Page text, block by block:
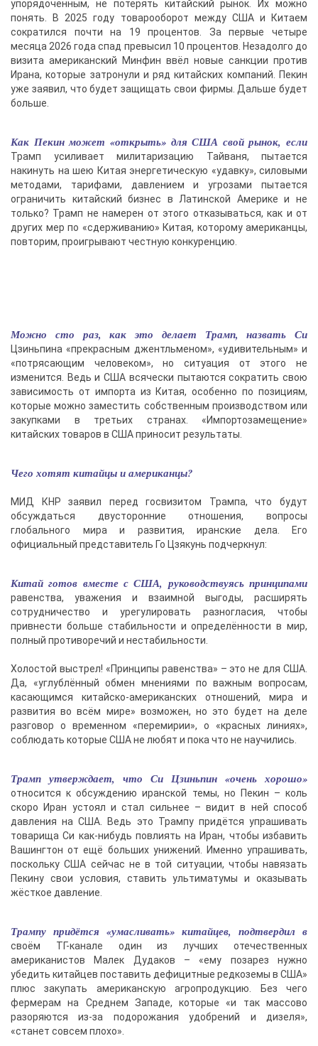
упорядоченным, не потерять китайский рынок. Их можно
понять. В 2025 году товарооборот между США и Китаем
сократился почти на 19 процентов. За первые четыре
месяца 2026 года спад превысил 10 процентов. Незадолго до
визита американский Минфин ввёл новые санкции против
Ирана, которые затронули и ряд китайских компаний. Пекин
уже заявил, что будет защищать свои фирмы. Дальше будет
больше.
Как Пекин может «открыть» для США свой рынок, если
Трамп усиливает милитаризацию Тайваня, пытается
накинуть на шею Китая энергетическую «удавку», силовыми
методами, тарифами, давлением и угрозами пытается
ограничить китайский бизнес в Латинской Америке и не
только? Трамп не намерен от этого отказываться, как и от
других мер по «сдерживанию» Китая, которому американцы,
повторим, проигрывают честную конкуренцию.
Можно сто раз, как это делает Трамп, назвать Си
Цзиньпина «прекрасным джентльменом», «удивительным» и
«потрясающим человеком», но ситуация от этого не
изменится. Ведь и США всячески пытаются сократить свою
зависимость от импорта из Китая, особенно по позициям,
которые можно заместить собственным производством или
закупками в третьих странах. «Импортозамещение»
китайских товаров в США приносит результаты.
Чего хотят китайцы и американцы?
МИД КНР заявил перед госвизитом Трампа, что будут
обсуждаться двусторонние отношения, вопросы
глобального мира и развития, иранские дела. Его
официальный представитель Го Цзякунь подчеркнул:
Китай готов вместе с США, руководствуясь принципами
равенства, уважения и взаимной выгоды, расширять
сотрудничество и урегулировать разногласия, чтобы
привнести больше стабильности и определённости в мир,
полный противоречий и нестабильности.
Холостой выстрел! «Принципы равенства» – это не для США.
Да, «углублённый обмен мнениями по важным вопросам,
касающимся китайско-американских отношений, мира и
развития во всём мире» возможен, но это будет на деле
разговор о временном «перемирии», о «красных линиях»,
соблюдать которые США не любят и пока что не научились.
Трамп утверждает, что Си Цзиньпин «очень хорошо»
относится к обсуждению иранской темы, но Пекин – коль
скоро Иран устоял и стал сильнее – видит в ней способ
давления на США. Ведь это Трампу придётся упрашивать
товарища Си как-нибудь повлиять на Иран, чтобы избавить
Вашингтон от ещё больших унижений. Именно упрашивать,
поскольку США сейчас не в той ситуации, чтобы навязать
Пекину свои условия, ставить ультиматумы и оказывать
жёсткое давление.
Трампу придётся «умасливать» китайцев, подтвердил в
своём ТГ-канале один из лучших отечественных
американистов Малек Дудаков – «ему позарез нужно
убедить китайцев поставить дефицитные редкоземы в США»
плюс закупать американскую агропродукцию. Без чего
фермерам на Среднем Западе, которые «и так массово
разоряются из-за подорожания удобрений и дизеля»,
«станет совсем плохо».